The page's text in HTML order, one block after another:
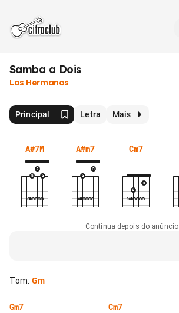
Samba a Dois
Los Hermanos
Principal Letra Mais
A#7M A#m7 Cm7
Continua depois do anúncio
Tom: Gm
Gm7
Cm7